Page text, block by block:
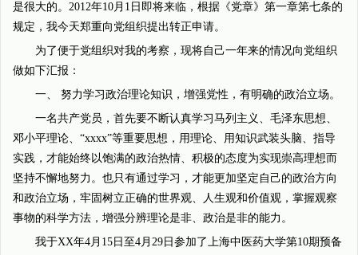
是很大的。2012年10月1日即将来临，根据《党章》第一章第七条的
规定，我今天郑重向党组织提出转正申请。
为了便于党组织对我的考察，现将自己一年来的情况向党组织
做如下汇报：
一、 努力学习政治理论知识，增强党性，有明确的政治立场。
一名共产党员，首先要不断认真学习马列主义、毛泽东思想、
邓小平理论、“xxxx”等重要思想，用理论、用知识武装头脑、指导
实践，才能始终以饱满的政治热情、积极的态度为实现崇高理想而
坚持不懈地努力。也只有通过学习，才能更加坚定自己的政治方向
和政治立场，牢固树立正确的世界观、人生观和价值观，掌握观察
事物的科学方法，增强分辨理论是非、政治是非的能力。
我于XX年4月15日至4月29日参加了上海中医药大学第10期预备